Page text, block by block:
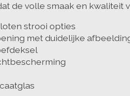
de volle smaak en
strooi opties
met duidelijke